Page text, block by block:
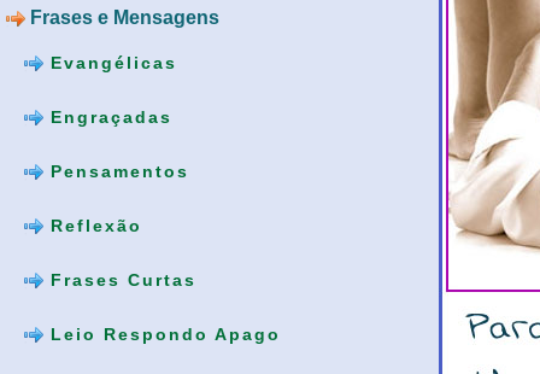
Frases e Mensagens
Evangélicas
Engraçadas
Pensamentos
Reflexão
Frases Curtas
Leio Respondo Apago